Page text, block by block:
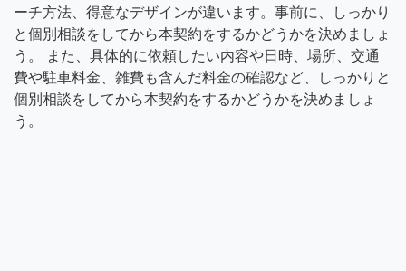
ーチ方法、得意なデザインが違います。事前に、しっかり
と個別相談をしてから本契約をするかどうかを決めましょ
う。 また、具体的に依頼したい内容や日時、場所、交通
費や駐車料金、雑費も含んだ料金の確認など、しっかりと
個別相談をしてから本契約をするかどうかを決めましょ
う。